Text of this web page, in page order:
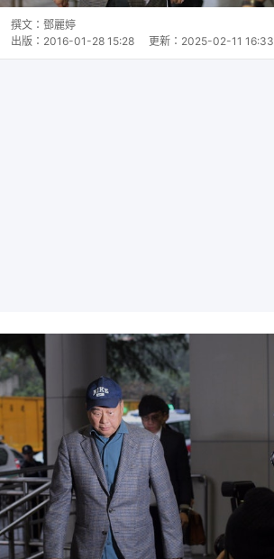
撰文： 鄧麗婷
出版： 2016-01-28 15:28 更新： 2025-02-11 16:33